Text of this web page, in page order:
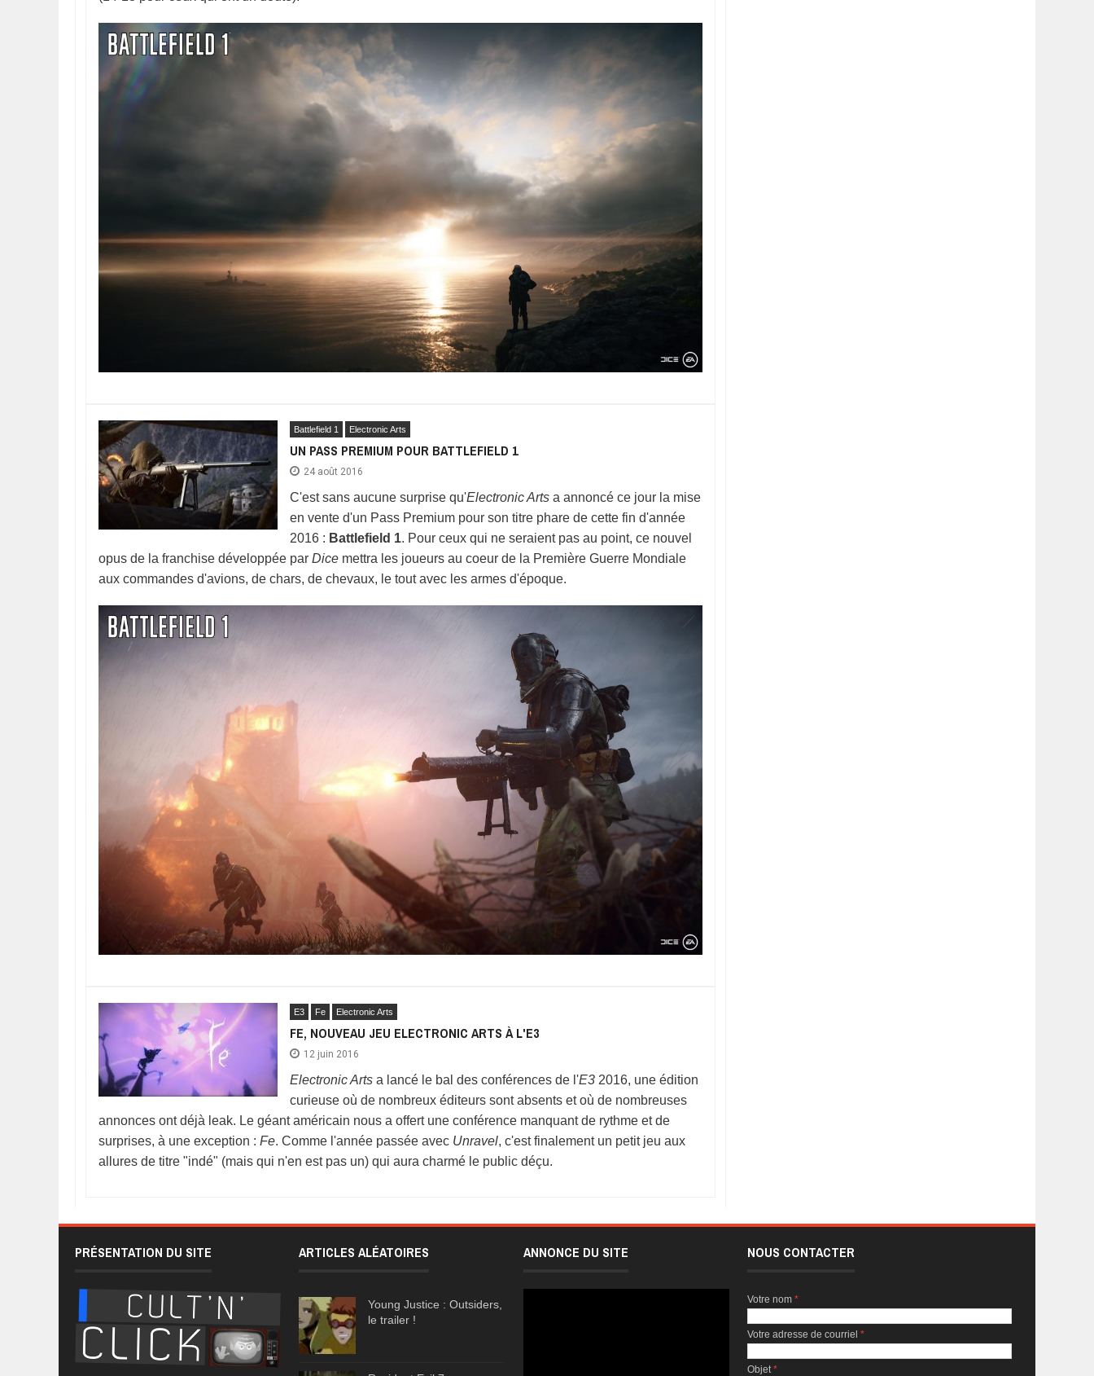
Battlefield 1 Electronic Arts
UN PASS PREMIUM POUR BATTLEFIELD 1
24 août 2016
C'est sans aucune surprise qu'Electronic Arts a annoncé ce jour la mise
en vente d'un Pass Premium pour son titre phare de cette fin d'année
2016 : Battlefield 1. Pour ceux qui ne seraient pas au point, ce nouvel
opus de la franchise développée par Dice mettra les joueurs au coeur de la Première Guerre Mondiale
aux commandes d'avions, de chars, de chevaux, le tout avec les armes d'époque.
E3 Fe Electronic Arts
FE, NOUVEAU JEU ELECTRONIC ARTS À L'E3
12 juin 2016
Electronic Arts a lancé le bal des conférences de l'E3 2016, une édition
curieuse où de nombreux éditeurs sont absents et où de nombreuses
annonces ont déjà leak. Le géant américain nous a offert une conférence manquant de rythme et de
surprises, à une exception : Fe. Comme l'année passée avec Unravel, c'est finalement un petit jeu aux
allures de titre "indé" (mais qui n'en est pas un) qui aura charmé le public déçu.
PRÉSENTATION DU SITE ARTICLES ALÉATOIRES
Young Justice : Outsiders,
le trailer !
ANNONCE DU SITE NOUS CONTACTER
Votre nom*
Votre adresse de courriel*
Objet*